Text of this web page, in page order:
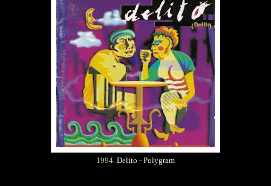
1994. Delito - Polygram